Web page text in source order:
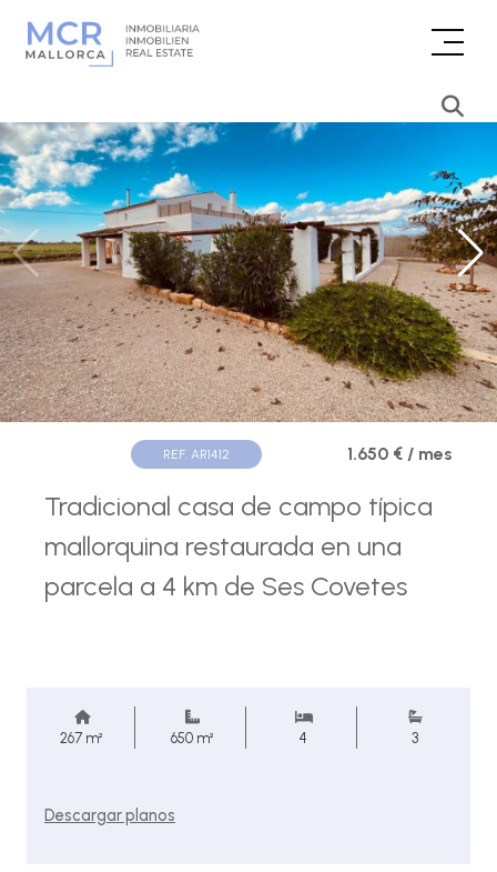
REF. AR1412 1.650 € / mes
Tradicional casa de campo típica
mallorquina restaurada en una
parcela a 4 km de Ses Covetes
267 m² 650 m² 4 3
Descargar planos